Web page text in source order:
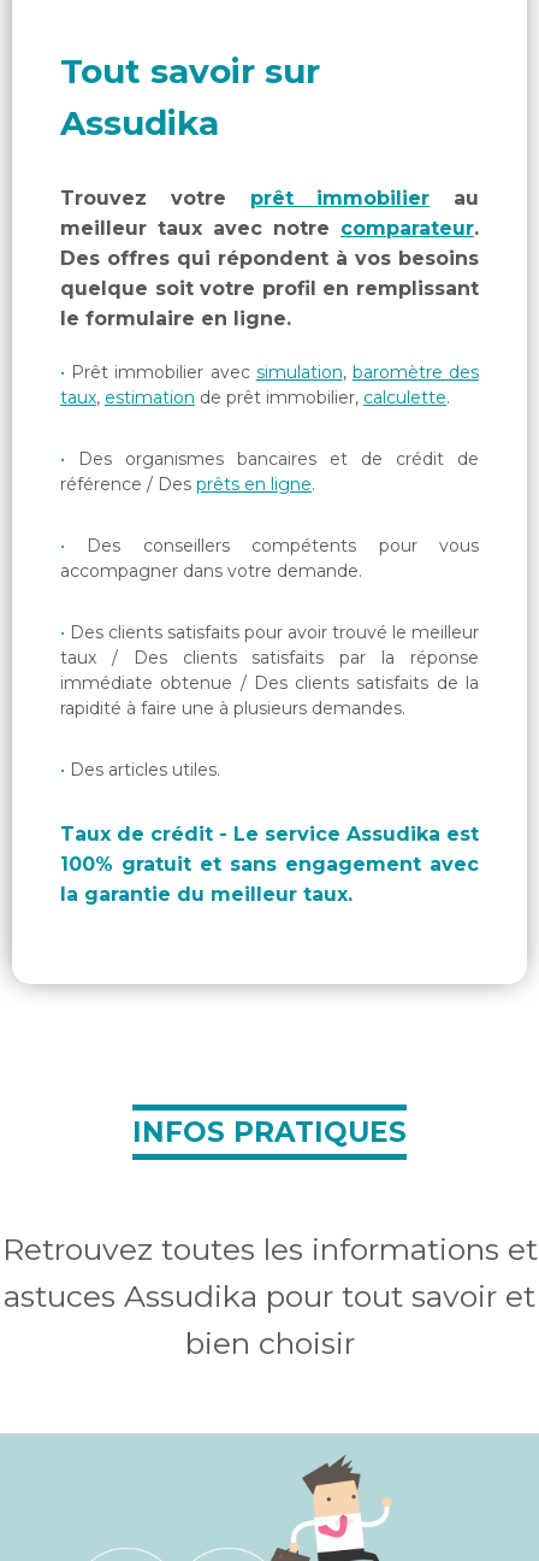
Tout savoir sur
Assudika
Trouvez votre prêt immobilier au
meilleur taux avec notre comparateur.
Des offres qui répondent à vos besoins
quelque soit votre profil en remplissant
le formulaire en ligne.
Prêt immobilier avec simulation, baromètre des
taux, estimation de prêt immobilier, calculette.
Des organismes bancaires et de crédit de
référence / Des prêts en ligne.
Des conseillers compétents pour vous
accompagner dans votre demande.
Des clients satisfaits pour avoir trouvé le meilleur
taux / Des clients satisfaits par la réponse
immédiate obtenue / Des clients satisfaits de la
rapidité à faire une à plusieurs demandes.
Des articles utiles.
Taux de crédit - Le service Assudika est
100% gratuit et sans engagement avec
la garantie du meilleur taux.
INFOS PRATIQUES
Retrouvez toutes les informations et
astuces Assudika pour tout savoir et
bien choisir